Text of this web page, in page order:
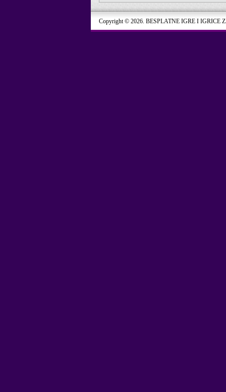
Copyright © 2026. BESPLATNE IGRE I IGRICE